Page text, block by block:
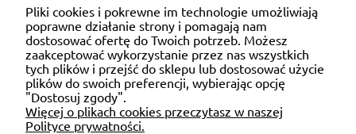
MOJE KONTO
POMOC
Pliki cookies i pokrewne im technologie umożliwiają
poprawne działanie strony i pomagają nam
dostosować ofertę do Twoich potrzeb. Możesz
zaakceptować wykorzystanie przez nas wszystkich
tych plików i przejść do sklepu lub dostosować użycie
plików do swoich preferencji, wybierając opcję
"Dostosuj zgody".
Więcej o plikach cookies przeczytasz w naszej
Polityce prywatności.